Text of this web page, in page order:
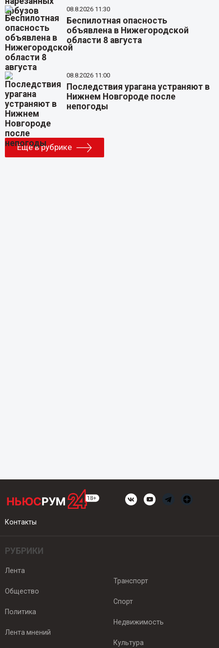
08.8.2026 11:30
Беспилотная опасность
объявлена в Нижегородской
области 8 августа
08.8.2026 11:00
Последствия урагана устраняют в
Нижнем Новгороде после
непогоды
Еще в рубрике
Контакты
РУБРИКИ
Лента
Общество
Политика
Лента мнений
Транспорт
Спорт
Недвижимость
Культура